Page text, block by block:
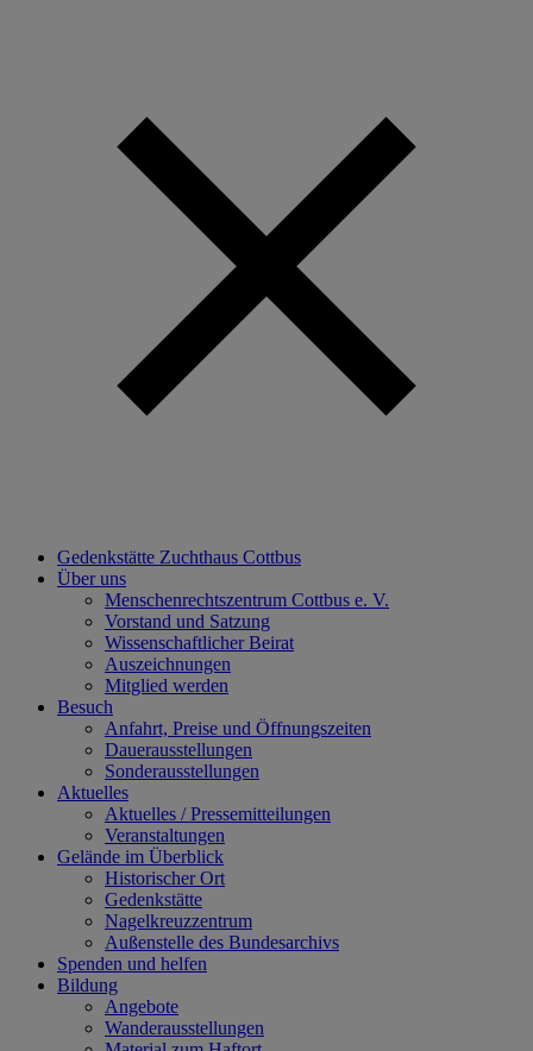
Gedenkstätte Zuchthaus Cottbus
Über uns
Menschenrechtszentrum Cottbus e. V.
Vorstand und Satzung
Wissenschaftlicher Beirat
Auszeichnungen
Mitglied werden
Besuch
Anfahrt, Preise und Öffnungszeiten
Dauerausstellungen
Sonderausstellungen
Aktuelles
Aktuelles / Pressemitteilungen
Veranstaltungen
Gelände im Überblick
Historischer Ort
Gedenkstätte
Nagelkreuzzentrum
Außenstelle des Bundesarchivs
Spenden und helfen
Bildung
Angebote
Wanderausstellungen